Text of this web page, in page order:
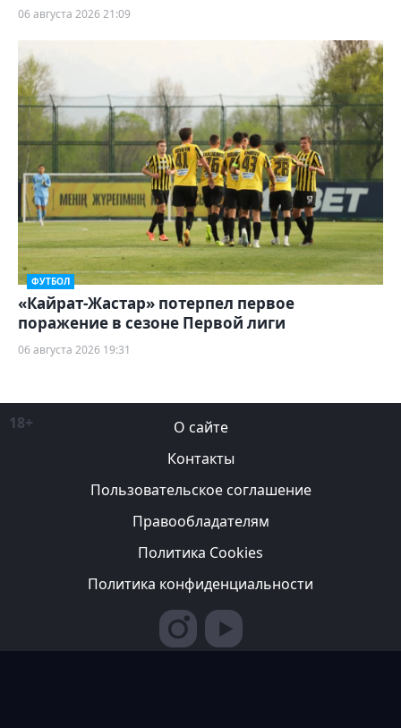
06 августа 2026 21:09
ФУТБОЛ
«Кайрат-Жастар» потерпел первое
поражение в сезоне Первой лиги
06 августа 2026 19:31
18+
О сайте
Контакты
Пользовательское соглашение
Правообладателям
Политика Cookies
Политика конфиденциальности